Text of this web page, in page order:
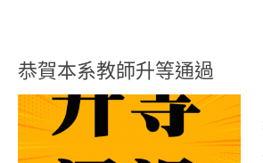
恭賀本系教師升等通過